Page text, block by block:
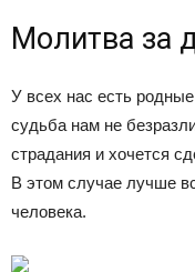
Молитва за
У всех нас есть
судьба нам не
страдания и хочется
В этом случае лучше
человека.